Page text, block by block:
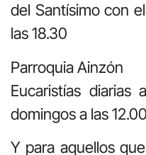
del Santísimo con
las 18.30
Parroquia Ainzón
Eucaristías
domingos a las
Y para aquellos